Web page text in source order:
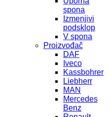
spona
Izmenjivi
podsklop
V spona
Proizvođač
DAF
Iveco
Kassbohrer
Liebherr
MAN
Mercedes
Benz